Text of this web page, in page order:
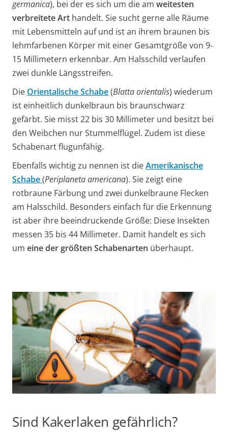
germanica), bei der es sich um die am weitesten
verbreitete Art handelt. Sie sucht gerne alle Räume
mit Lebensmitteln auf und ist an ihrem braunen bis
lehmfarbenen Körper mit einer Gesamtgröße von 9-
15 Millimetern erkennbar. Am Halsschild verlaufen
zwei dunkle Längsstreifen.
Die Orientalische Schabe(Blatta orientalis) wiederum
ist einheitlich dunkelbraun bis braunschwarz
gefärbt. Sie misst 22 bis 30 Millimeter und besitzt bei
den Weibchen nur Stummelflügel. Zudem ist diese
Schabenart flugunfähig.
Ebenfalls wichtig zu nennen ist dieAmerikanische
Schabe(Periplaneta americana). Sie zeigt eine
rotbraune Färbung und zwei dunkelbraune Flecken
am Halsschild. Besonders einfach für die Erkennung
ist aber ihre beeindruckende Größe: Diese Insekten
messen 35 bis 44 Millimeter. Damit handelt es sich
um eine der größten Schabenarten überhaupt.
Sind Kakerlaken gefährlich?